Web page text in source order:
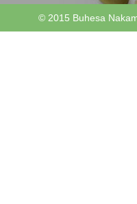
© 2015 Buhesa